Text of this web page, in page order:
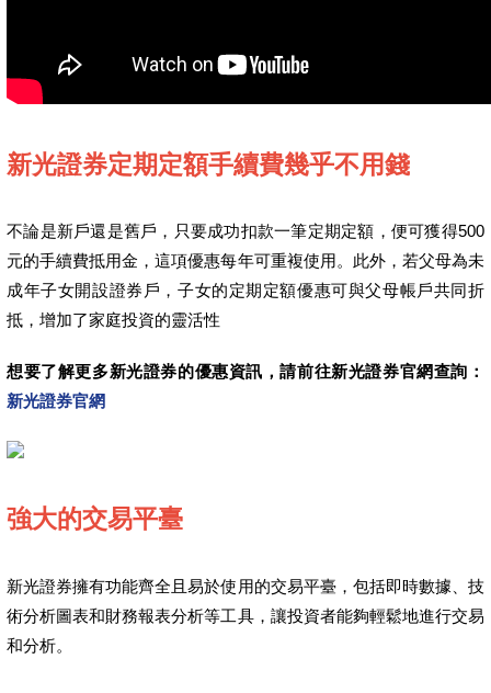
新光證券定期定額手續費幾乎不用錢
不論是新戶還是舊戶，只要成功扣款一筆定期定額，便可獲得500
元的手續費抵用金，這項優惠每年可重複使用。此外，若父母為未
成年子女開設證券戶，子女的定期定額優惠可與父母帳戶共同折
抵，增加了家庭投資的靈活性
想要了解更多新光證券的優惠資訊，請前往新光證券官網查詢：
新光證券官網
強大的交易平臺
新光證券擁有功能齊全且易於使用的交易平臺，包括即時數據、技
術分析圖表和財務報表分析等工具，讓投資者能夠輕鬆地進行交易
和分析。